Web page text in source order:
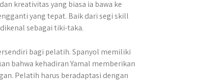
kreativitas yang biasa ia bawa ke
yang tepat. Baik dari segi skill
sebagai tiki-taka.
bagi pelatih. Spanyol memiliki
bahwa kehadiran Yamal memberikan
Pelatih harus beradaptasi dengan